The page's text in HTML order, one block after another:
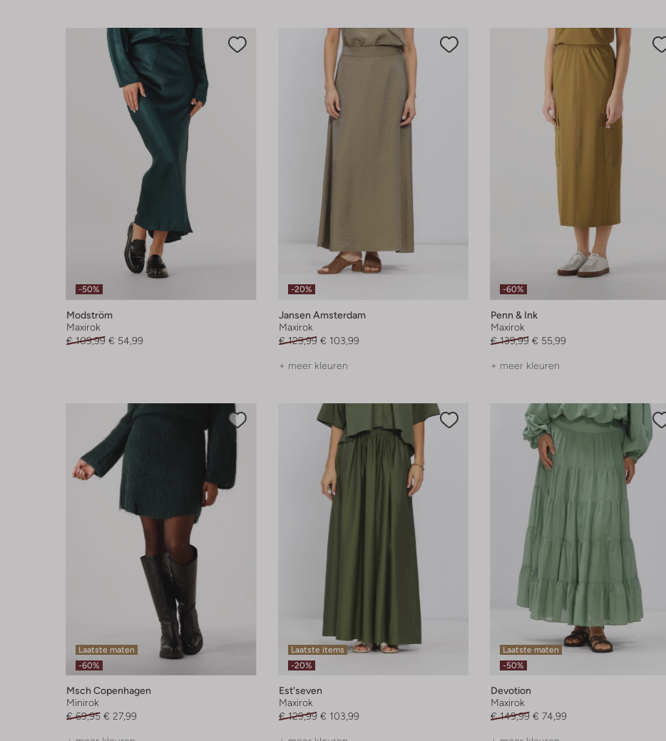
-50%
Modström
Maxirok
€ 109,99 € 54,99
-20%
Jansen Amsterdam
Maxirok
€ 129,99 € 103,99
+ meer kleuren
-60%
Penn & Ink
Maxirok
€ 139,99 € 55,99
+ meer kleuren
Laatste maten
-60%
Msch Copenhagen
Minirok
€ 69,95 € 27,99
Laatste items
-20%
Est'seven
Maxirok
€ 129,99 € 103,99
Laatste maten
-50%
Devotion
Maxirok
€ 149,99 € 74,99